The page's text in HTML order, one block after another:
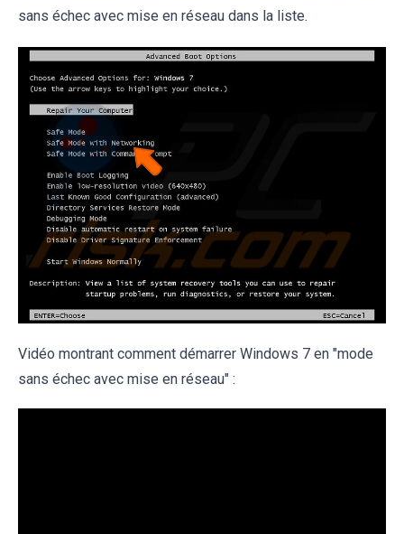
sans échec avec mise en réseau dans la liste.
Vidéo montrant comment démarrer Windows 7 en "mode
sans échec avec mise en réseau" :